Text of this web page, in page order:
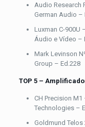
Audio Research
German Audio –
Luxman C-900U
Áudio e Vídeo –
Mark Levinson
Group – Ed.228
TOP 5 –
CH Precision
Technologies –
Goldmund